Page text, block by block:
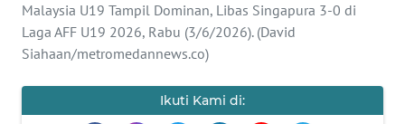
Malaysia U19 Tampil Dominan, Libas Singapura 3-0 di
Laga AFF U19 2026, Rabu (3/6/2026). (David
Siahaan/metromedannews.co)
Ikuti Kami di:
TENTANG
KAMI
SIBER